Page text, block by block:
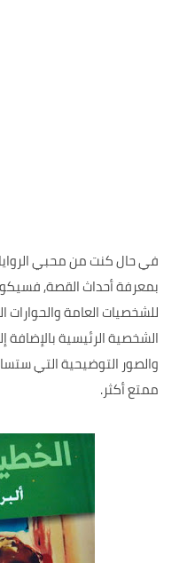
في حال كنت من محبي
بمعرفة أحداث القصة,
للشخصيات العامة
الشخصية الرئيسية بالإضافة
والصور التوضيحية التي
ممتع أكثر.